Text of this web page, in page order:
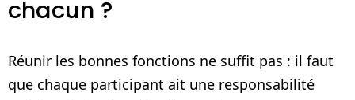
chacun ?
Réunir les bonnes fonctions ne suffit pas : il faut
que chaque participant ait une responsabilité